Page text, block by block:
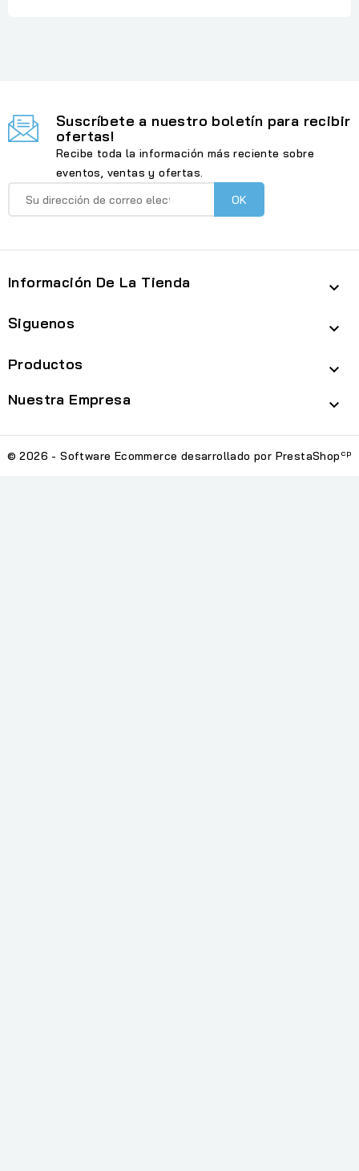
Suscríbete a nuestro boletín para recibir
ofertas!
Recibe toda la información más reciente sobre
eventos, ventas y ofertas.
Información De La Tienda 
Siguenos 
Productos 
Nuestra Empresa 
© 2026 - Software Ecommerce desarrollado por PrestaShop cp